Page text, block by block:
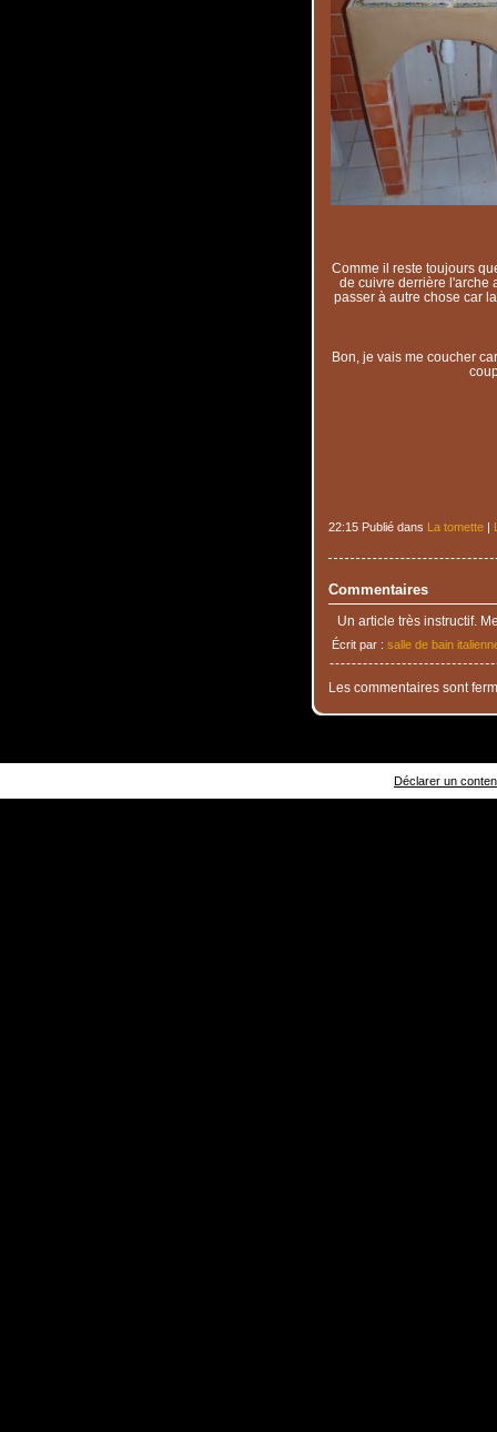
Comme il reste toujours
de cuivre derrière l'arche
passer à autre chose car
Bon, je vais me coucher
22:15 Publié dans La tomette|
Commentaires
Un article très instructif.
Écrit par : salle de bain
Les commentaires sont
Déclarer un